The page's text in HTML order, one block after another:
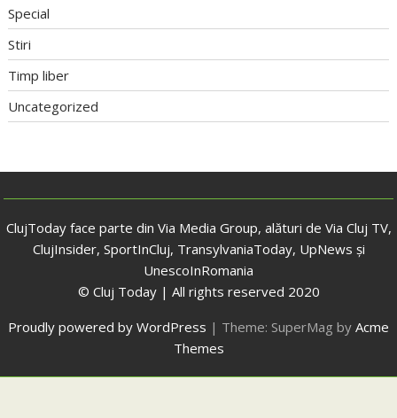
Special
Stiri
Timp liber
Uncategorized
ClujToday face parte din Via Media Group, alături de Via Cluj TV,
ClujInsider, SportInCluj, TransylvaniaToday, UpNews și
UnescoInRomania
© Cluj Today | All rights reserved 2020
Proudly powered by WordPress | Theme: SuperMag by Acme
Themes